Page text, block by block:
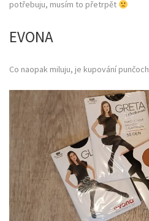
potřebuju, musím to přetrpět
EVONA
Co naopak miluju, je kupování punčoch